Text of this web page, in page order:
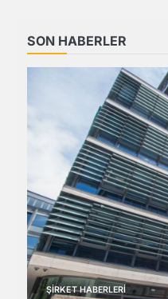
SON HABERLER
ŞİRKET HABERLERİ